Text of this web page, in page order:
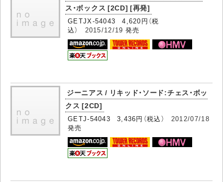
ス・ボックス [2CD] [再発]
GETJX-54043 4,620円（税
込） 2015/12/19 発売
ジーニアス / リキッド・ソード:チェス・ボッ
クス [2CD]
GETJ-54043 3,436円（税込） 2012/07/18
発売